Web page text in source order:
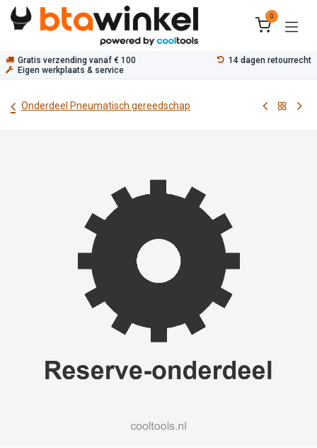
Overslaan naar inhoud
0
Gratis verzending vanaf € 100
14 dagen retourrecht
Eigen werkplaats & service
Onderdeel Pneumatisch gereedschap